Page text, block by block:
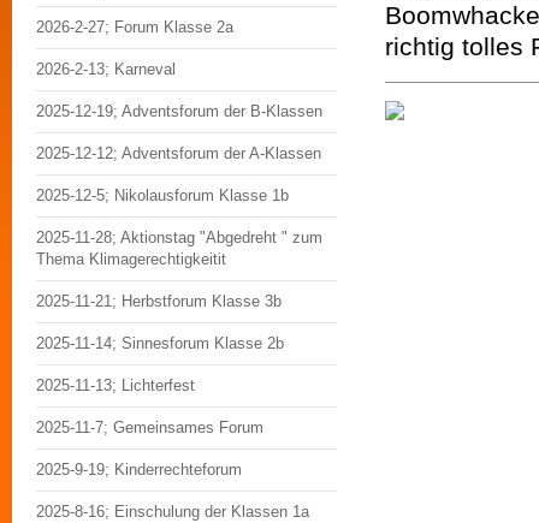
2026-2-27; Forum Klasse 2a
2026-2-13; Karneval
2025-12-19; Adventsforum der B-Klassen
2025-12-12; Adventsforum der A-Klassen
2025-12-5; Nikolausforum Klasse 1b
2025-11-28; Aktionstag "Abgedreht " zum
Thema Klimagerechtigkeitit
2025-11-21; Herbstforum Klasse 3b
2025-11-14; Sinnesforum Klasse 2b
2025-11-13; Lichterfest
2025-11-7; Gemeinsames Forum
2025-9-19; Kinderrechteforum
2025-8-16; Einschulung der Klassen 1a
richtig tolles